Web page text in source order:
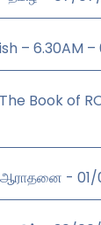
– 6.30AM
Book of
-